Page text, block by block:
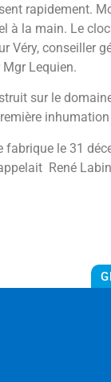
rapidement.
à la main. Le
Véry, conseiller
Lequien.
sur le
fabrique le 31
René